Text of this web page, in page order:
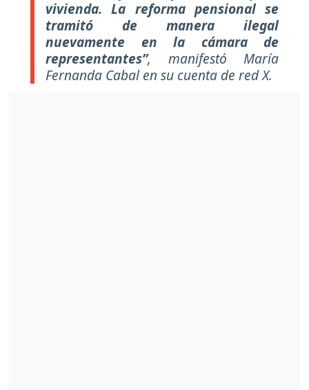
vivienda. La reforma pensional se
tramitó de manera ilegal
nuevamente en la cámara de
representantes”, manifestó María
Fernanda Cabal en su cuenta de red X.